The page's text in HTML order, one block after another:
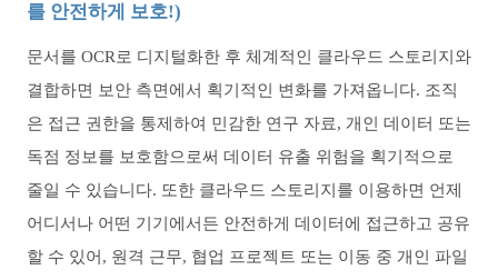
를 안전하게 보호!)
문서를 OCR로 디지털화한 후 체계적인 클라우드 스토리지와
결합하면 보안 측면에서 획기적인 변화를 가져옵니다. 조직
은 접근 권한을 통제하여 민감한 연구 자료, 개인 데이터 또는
독점 정보를 보호함으로써 데이터 유출 위험을 획기적으로
줄일 수 있습니다. 또한 클라우드 스토리지를 이용하면 언제
어디서나 어떤 기기에서든 안전하게 데이터에 접근하고 공유
할 수 있어, 원격 근무, 협업 프로젝트 또는 이동 중 개인 파일